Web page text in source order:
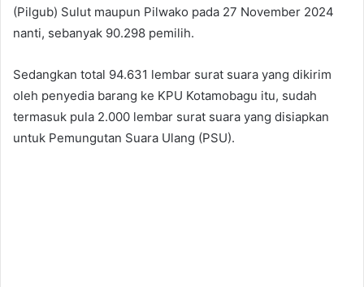
(Pilgub) Sulut maupun Pilwako pada 27 November 2024
nanti, sebanyak 90.298 pemilih.
Sedangkan total 94.631 lembar surat suara yang dikirim
oleh penyedia barang ke KPU Kotamobagu itu, sudah
termasuk pula 2.000 lembar surat suara yang disiapkan
untuk Pemungutan Suara Ulang (PSU).